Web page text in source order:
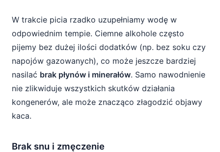
W trakcie picia rzadko uzupełniamy wodę w
odpowiednim tempie. Ciemne alkohole często
pijemy bez dużej ilości dodatków (np. bez soku czy
napojów gazowanych), co może jeszcze bardziej
nasilać brak płynów i minerałów. Samo nawodnienie
nie zlikwiduje wszystkich skutków działania
kongenerów, ale może znacząco złagodzić objawy
kaca.
Brak snu i zmęczenie